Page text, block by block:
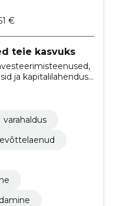
€
teie kasvuks
ja kapitalilahendusi.
kasvu.
varahaldus